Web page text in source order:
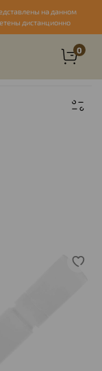
на данном
дистанционно
0